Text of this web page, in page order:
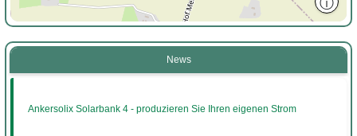
News
Ankersolix Solarbank 4 - produzieren Sie Ihren eigenen Strom